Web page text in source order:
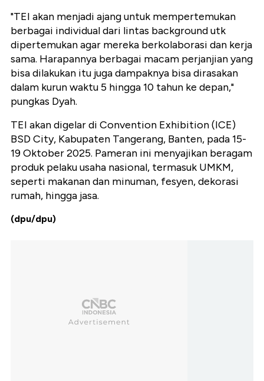
"TEI akan menjadi ajang untuk mempertemukan
berbagai individual dari lintas background utk
dipertemukan agar mereka berkolaborasi dan kerja
sama. Harapannya berbagai macam perjanjian yang
bisa dilakukan itu juga dampaknya bisa dirasakan
dalam kurun waktu 5 hingga 10 tahun ke depan,"
pungkas Dyah.
TEI akan digelar di Convention Exhibition (ICE)
BSD City, Kabupaten Tangerang, Banten, pada 15-
19 Oktober 2025. Pameran ini menyajikan beragam
produk pelaku usaha nasional, termasuk UMKM,
seperti makanan dan minuman, fesyen, dekorasi
rumah, hingga jasa.
(dpu/dpu)